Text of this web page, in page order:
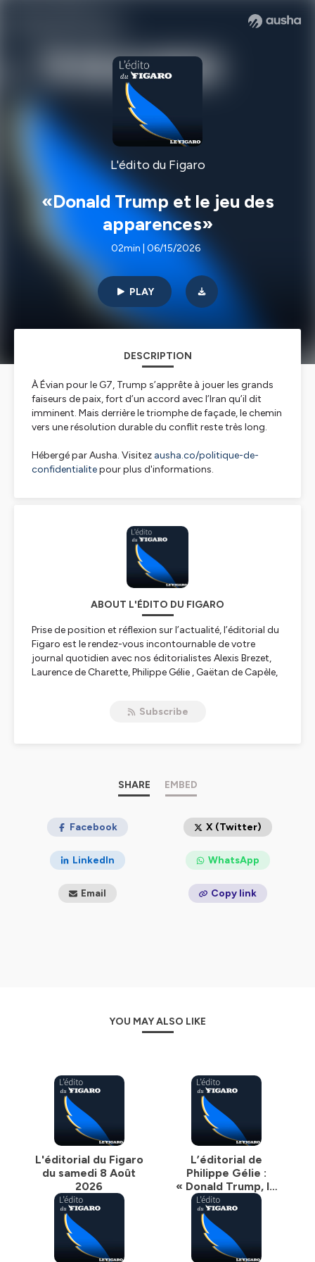
L'édito du Figaro
«Donald Trump et le jeu des
apparences»
02min | 06/15/2026
PLAY
DESCRIPTION
À Évian pour le G7, Trump s’apprête à jouer les grands
faiseurs de paix, fort d’un accord avec l’Iran qu’il dit
imminent. Mais derrière le triomphe de façade, le chemin
vers une résolution durable du conflit reste très long.
Hébergé par Ausha. Visitez ausha.co/politique-de-
confidentialitepour plus d'informations.
ABOUT L'ÉDITO DU FIGARO
Prise de position et réflexion sur l’actualité, l’éditorial du
Figaro est le rendez-vous incontournable de votre
journal quotidien avec nos éditorialistes Alexis Brezet,
Laurence de Charette, Philippe Gélie , Gaëtan de Capèle,
Hébergé par Ausha. Visitez
ausha.co/politique-de-
pour plus d'informations.
Subscribe
SHARE EMBED
Facebook X (Twitter)
LinkedIn WhatsApp
Email Copy link
YOU MAY ALSO LIKE
L'éditorial du Figaro
du samedi 8 Août
2026
L’éditorial de
Philippe Gélie :
« Donald Trump, le
guerrier fatigué »